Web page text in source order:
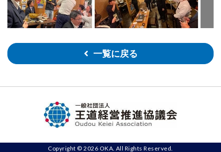
一覧に戻る
Copyright © 2026 OKA. All Rights Reserved.